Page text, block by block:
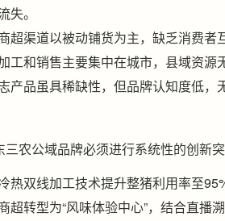
失。
超渠道以被动铺货为主，缺乏消费者
工和销售主要集中在城市，县域资源
产品虽具稀缺性，但品牌认知度低，
农公域品牌必须进行系统性的创新突
热双线加工技术提升整猪利用率至
超转型为“风味体验中心”，结合直播